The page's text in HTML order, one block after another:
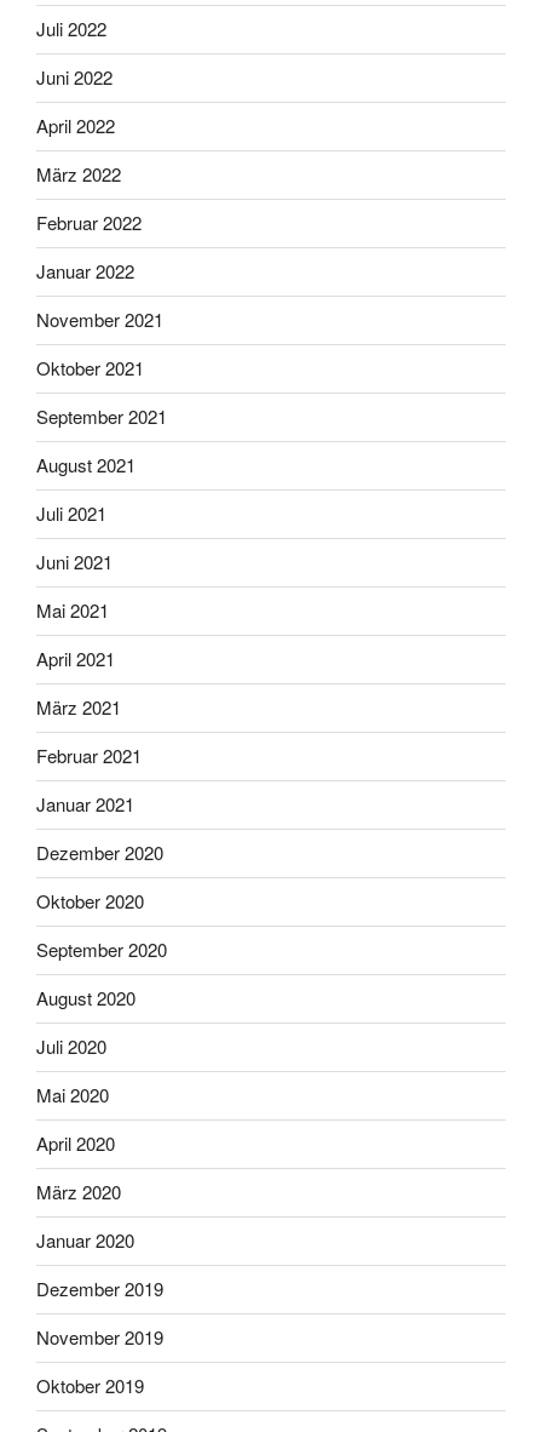
Juli 2022
Juni 2022
April 2022
März 2022
Februar 2022
Januar 2022
November 2021
Oktober 2021
September 2021
August 2021
Juli 2021
Juni 2021
Mai 2021
April 2021
März 2021
Februar 2021
Januar 2021
Dezember 2020
Oktober 2020
September 2020
August 2020
Juli 2020
Mai 2020
April 2020
März 2020
Januar 2020
Dezember 2019
November 2019
Oktober 2019